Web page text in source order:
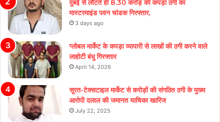
दुबई से लौटते ही 8.30 करोड़ की कपड़ा ठगी का
मास्टरमाइंड पवन चांडक गिरफ्तार,
3 days ago
ग्लोबल मार्केट के कपड़ा व्यापारी से लाखों की ठगी करने वाले
लाहोटी बंधु गिरफ्तार
April 14, 2026
सूरत-टेक्सटाइल मार्केट से करोड़ों की संगठित ठगी के मुख्य
आरोपी दलाल की जमानत याचिका खारिज
July 22, 2025